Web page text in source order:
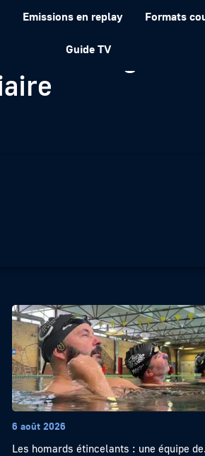
Emissions en replay Formats
Guide TV
de Bretagne
6 août 2026
Les homards étincelants : une équipe